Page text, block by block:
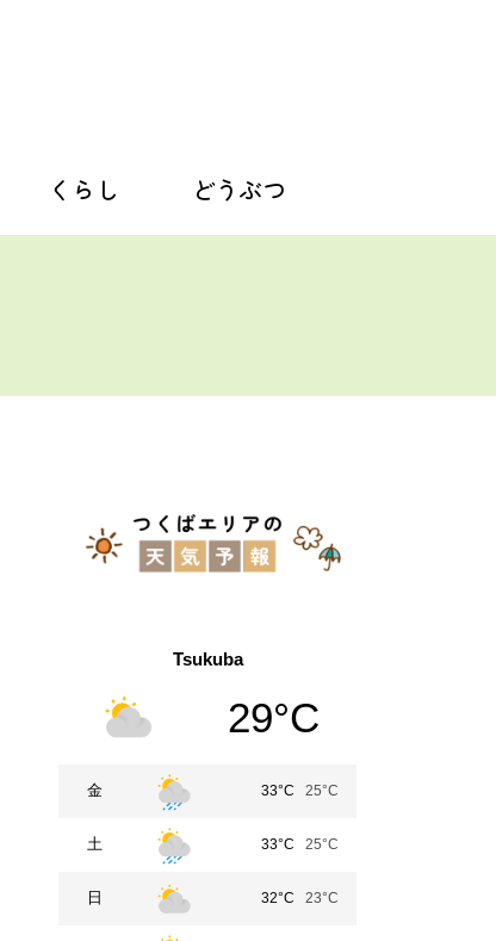
くらし どうぶつ
Tsukuba
29°C
金 33°C 25°C
土 33°C 25°C
日 32°C 23°C